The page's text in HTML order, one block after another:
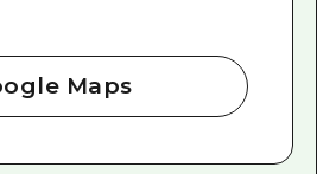
Maps